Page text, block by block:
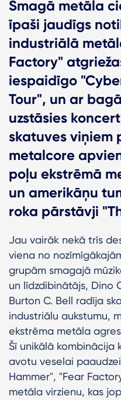
Smagā metāla
īpaši jaudīgs
industriālā
Factory"
iespaidīgo
Tour", un ar
uzstāsies
skatuves viņiem
metalcore
poļu ekstrēmā
un amerikāņu
roka pārstāvji
Jau vairāk nekā trīs
viena no
grupām smagajā
un līdzdibinātājs, Dino
Burton C. Bell radīja
industriālu aukstumu,
ekstrēma metāla
Šī unikālā kombinācija
avotu veselai
Hammer", "Fear
metāla virzienu, kas